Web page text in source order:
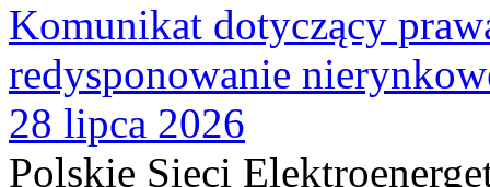
Komunikat dotyczący
redysponowanie
28 lipca 2026
Polskie Sieci